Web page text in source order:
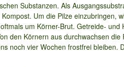
Substanzen. Als
Um die Pilze einzubringen,
um Körner-Brut. Getreide- und
den Körnern aus durchwachsen die
noch vier Wochen frostfrei bleiben.